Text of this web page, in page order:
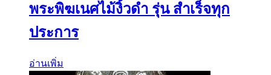
พระพิฆเนศไม้งิ้วดำ รุ่น สำเร็จทุก
ประการ
อ่านเพิ่ม